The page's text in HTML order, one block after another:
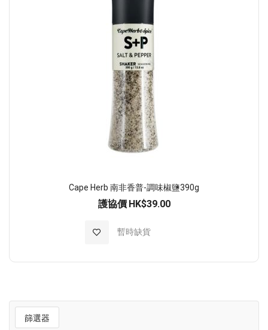
Cape Herb 南非香普-調味椒鹽390g
護協價 HK$39.00
暫時缺貨
加入至願望清單
篩選器